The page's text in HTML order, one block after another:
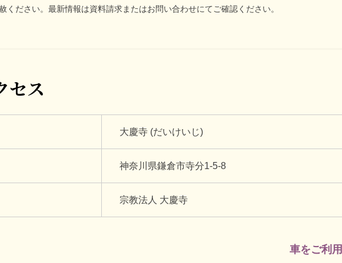
ください。最新情報は資料請求またはお問い合わせにてご確認ください。
セス
大慶寺 (だいけいじ)
神奈川県鎌倉市寺分1-5-8
宗教法人 大慶寺
車をご利